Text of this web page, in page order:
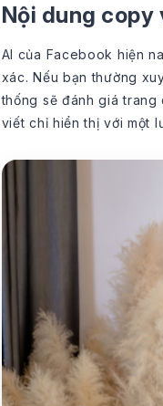
Nội dung
AI của Facebook hiện
xác. Nếu bạn thường
thống sẽ đánh giá
viết chỉ hiển thị với một